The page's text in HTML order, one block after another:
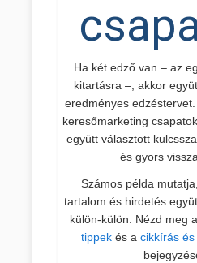
Ha két edző van – az
kitartásra –, akkor
eredményes
keresőmarketing
együtt választott
és gyors
Számos példa
tartalom és hirdetés
külön-külön. Nézd meg a
tippekés a cikkírás